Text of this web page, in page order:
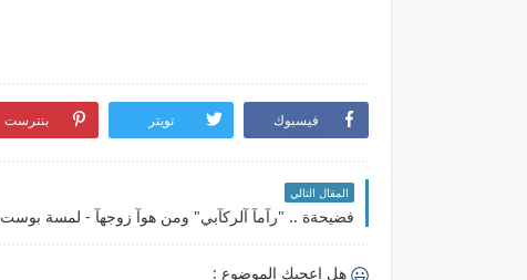
فيسبوك تويتر بنترست
المقال التالي
فضيحةة .. "رآمآ آلركآبي" ومن هوآ زوجهآ - لمسة بوست
هل اعجبك الموضوع :